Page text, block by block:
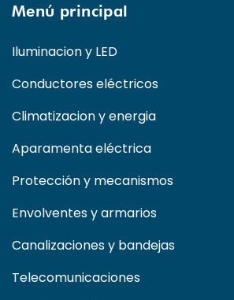
Menú principal
Iluminacion y LED
Conductores eléctricos
Climatizacion y energia
Aparamenta eléctrica
Protección y mecanismos
Envolventes y armarios
Canalizaciones y bandejas
Telecomunicaciones